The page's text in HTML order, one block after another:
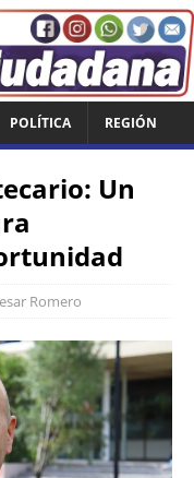
POLÍTICA REGIÓN
Un
Romero